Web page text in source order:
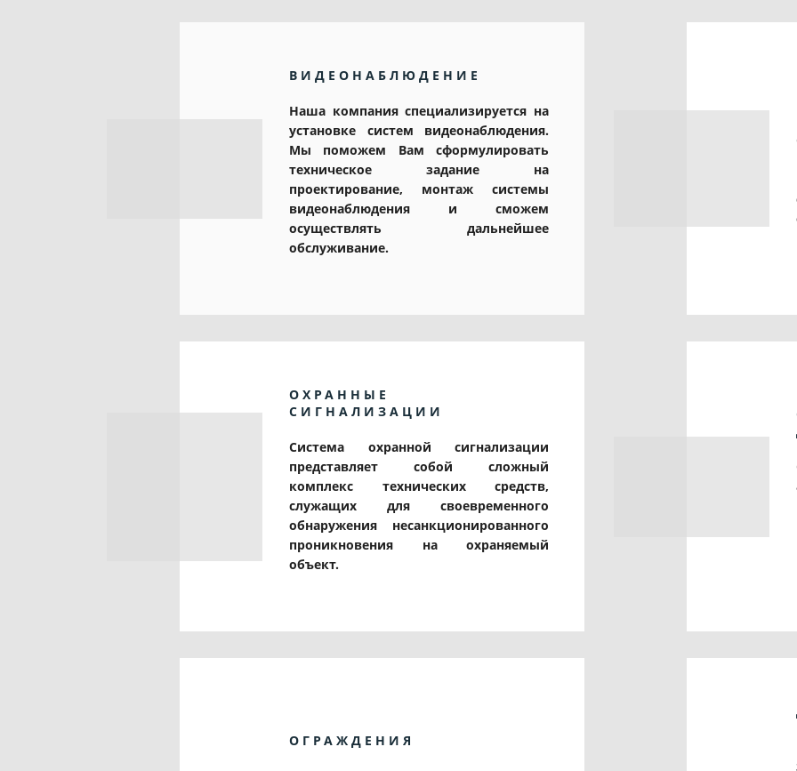
ВИДЕОНАБЛЮДЕНИЕ
Наша компания специализируется на
установке систем видеонаблюдения.
Мы поможем Вам сформулировать
техническое задание на
проектирование, монтаж системы
видеонаблюдения и сможем
осуществлять дальнейшее
обслуживание.
ОХРАННЫЕ
СИГНАЛИЗАЦИИ
Система охранной сигнализации
представляет собой сложный
комплекс технических средств,
служащих для своевременного
обнаружения несанкционированного
проникновения на охраняемый
объект.
ОГРАЖДЕНИЯ